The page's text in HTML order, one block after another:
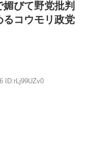
びて野党批判
るコウモリ政党
ID:rLj99UZv0